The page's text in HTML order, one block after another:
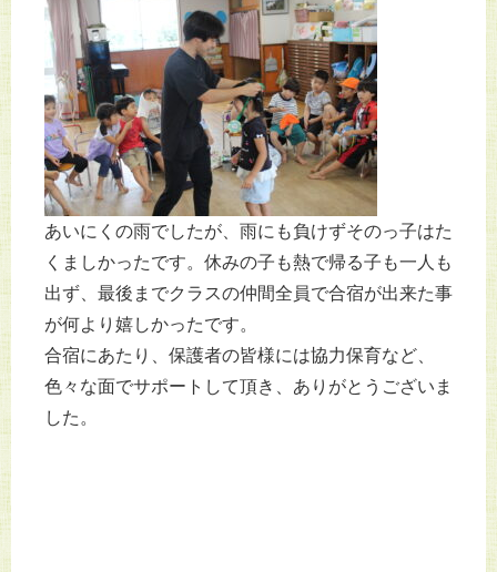
あいにくの雨でしたが、雨にも負けずそのっ子はた
くましかったです。休みの子も熱で帰る子も一人も
出ず、最後までクラスの仲間全員で合宿が出来た事
が何より嬉しかったです。
合宿にあたり、保護者の皆様には協力保育など、
色々な面でサポートして頂き、ありがとうございま
した。